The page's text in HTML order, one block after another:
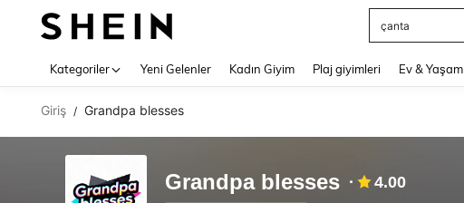
çanta
Kategoriler Yeni Gelenler Kadın Giyim Plaj giyimleri Ev & Yaşam
Giriş / Grandpa blesses
Grandpa blesses 4.00